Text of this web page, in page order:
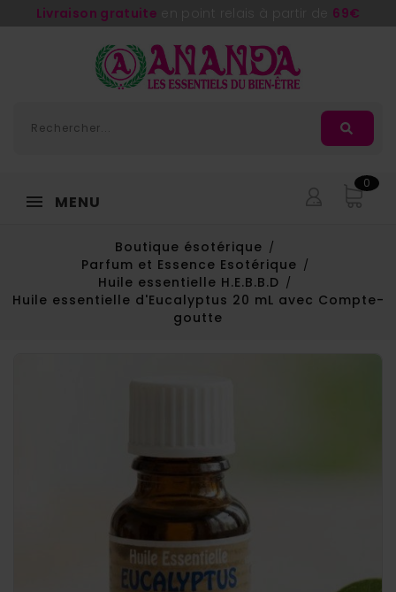
Livraison gratuite 69€
MENU
0
Boutique ésotérique
Parfum et Essence Esotérique
Huile essentielle H.E.B.B.D
Huile essentielle d'Eucalyptus 20 mL avec Compte-
goutte